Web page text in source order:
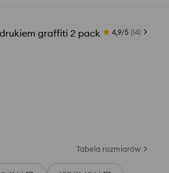
graffiti 2 pack 4,9/5 (14)
Tabela rozmiarów